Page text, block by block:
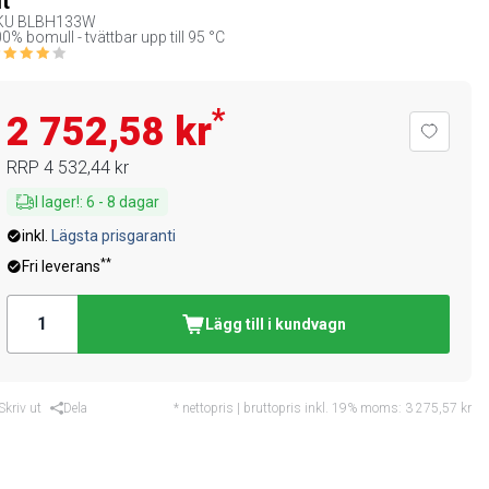
BLBH133W
bomull - tvättbar upp till 95 °C
2 752,58 kr*
RRP 4 532,44 kr
I lager!: 6 - 8 dagar
inkl.
Lägsta prisgaranti
Fri leverans**
Lägg till i kundvagn
ut Dela * nettopris | bruttopris inkl. 19% moms: 3 275,57 kr